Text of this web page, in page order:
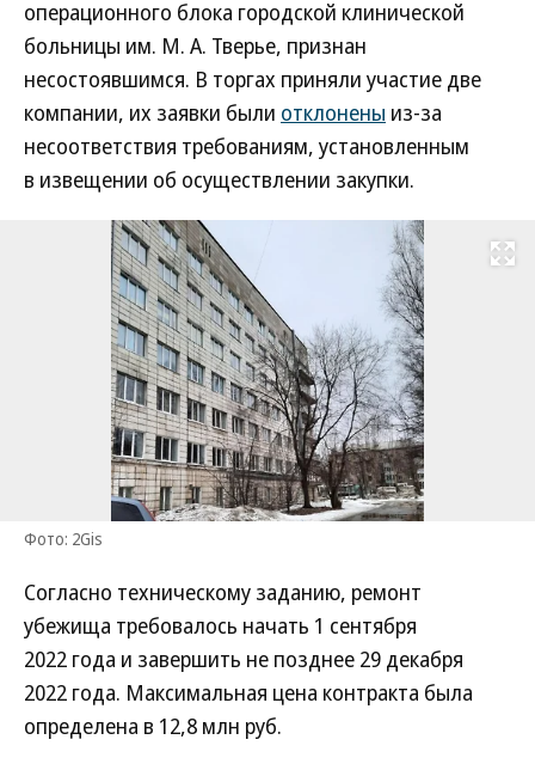
операционного блока городской клинической
больницы им. М. А. Тверье, признан
несостоявшимся. В торгах приняли участие две
компании, их заявки были отклонены из-за
несоответствия требованиям, установленным
в извещении об осуществлении закупки.
Развернуть
Фото: 2Gis
Согласно техническому заданию, ремонт
убежища требовалось начать 1 сентября
2022 года и завершить не позднее 29 декабря
2022 года. Максимальная цена контракта была
определена в 12,8 млн руб.